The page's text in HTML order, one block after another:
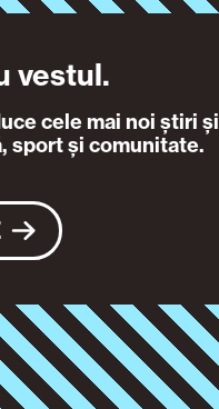
vestul.
cele mai noi știri și
sport și comunitate.